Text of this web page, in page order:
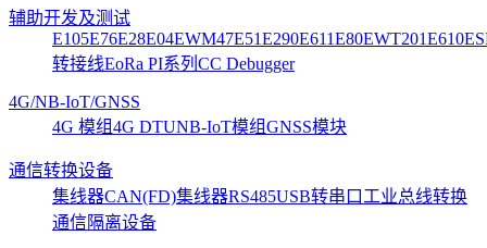
辅助开发及测试
E105E76E28E04EWM47E51E290E611E80EWT201E610
转接线EoRa PI系列 CC Debugger
4G/NB-IoT/GNSS
4G 模组4G DTUNB-IoT模组GNSS模块
通信转换设备
集线器CAN(FD)集线器RS485USB转串口 工业总线转换
通信隔离设备